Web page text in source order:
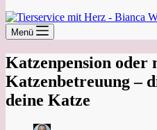
Menü
Katzenpension oder
Katzenbetreuung –
deine Katze